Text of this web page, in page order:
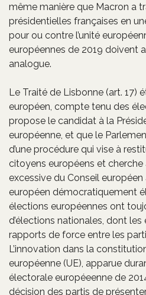
même manière que Macron a
présidentielles françaises en
pour ou contre l’unité
européennes de 2019 doivent
analogue.
Le Traité de Lisbonne (art. 17)
européen, compte tenu des
propose le candidat à la
européenne, et que le
d’une procédure qui vise à
citoyens européens et cherche
excessive du Conseil
européen démocratiquement
élections européennes ont
d’élections nationales, dont les
rapports de force entre les
L’innovation dans la
européenne (UE), apparue
électorale européeenne de
décision des partis de